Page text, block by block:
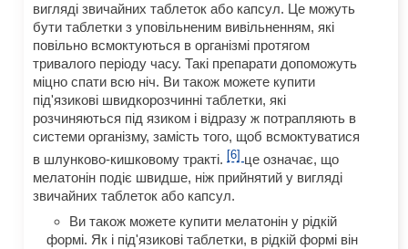
вигляді звичайних таблеток або капсул. Це можуть
бути таблетки з уповільненим вивільненням, які
повільно всмоктуються в організмі протягом
тривалого періоду часу. Такі препарати допоможуть
міцно спати всю ніч. Ви також можете купити
під'язикові швидкорозчинні таблетки, які
розчиняються під язиком і відразу ж потрапляють в
системи організму, замість того, щоб всмоктуватися
в шлунково-кишковому тракті. [6] це означає, що
мелатонін подіє швидше, ніж прийнятий у вигляді
звичайних таблеток або капсул.
Ви також можете купити мелатонін у рідкій
формі. Як і під'язикові таблетки, в рідкій формі він